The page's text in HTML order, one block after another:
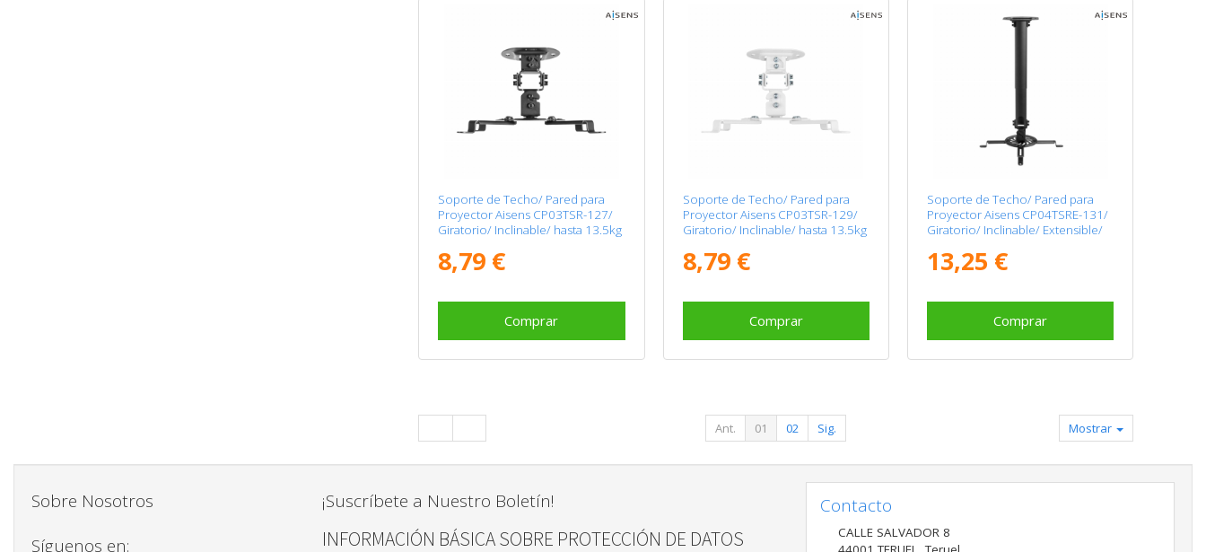
Soporte de Techo/ Pared para
Proyector Aisens CP03TSR-127/
Giratorio/ Inclinable/ hasta 13.5kg
8,79 €
Comprar
Soporte de Techo/ Pared para
Proyector Aisens CP03TSR-129/
Giratorio/ Inclinable/ hasta 13.5kg
8,79 €
Comprar
Soporte de Techo/ Pared para
Proyector Aisens CP04TSRE-131/
Giratorio/ Inclinable/ Extensible/
13,25 €
Comprar
Ant. 01 02 Sig. Mostrar
Sobre Nosotros
Síguenos en:
¡Suscríbete a Nuestro Boletín!
INFORMACIÓN BÁSICA SOBRE PROTECCIÓN DE DATOS
Contacto
CALLE SALVADOR 8